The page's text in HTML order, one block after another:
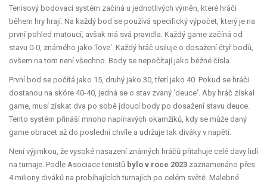
Tenisový bodovací systém začíná u jednotlivých výměn, které hráči
během hry hrají. Na každý bod se používá specifický výpočet, který je na
první pohled matoucí, avšak má svá pravidla. Každý game začíná od
stavu 0-0, známého jako 'love'. Každý hráč usiluje o dosažení čtyř bodů,
ovšem na tom není všechno. Body se nepočítají jako běžné čísla.
První bod se počítá jako 15, druhý jako 30, třetí jako 40. Pokud se hráči
dostanou na skóre 40-40, jedná se o stav zvaný 'deuce'. Aby hráč získal
game, musí získat dva po sobě jdoucí body po dosažení stavu deuce.
Tento systém přináší mnoho napínavých okamžiků, kdy se může daný
game obracet až do poslední chvíle a udržuje tak diváky v napětí.
Není výjimkou, že vysoké nasazení známých hráčů přitahuje celé davy lidí
na turnaje. Podle Asociace tenistů bylo v roce 2023 zaznamenáno přes
4 miliony diváků na probíhajících turnajích po celém světě. Malebné